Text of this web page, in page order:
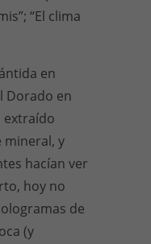
“El clima
en
Dorado en
extraído
mineral, y
hacían ver
hoy no
de
(y